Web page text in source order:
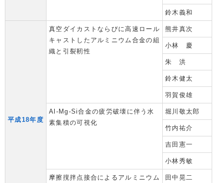
鈴木義和
平成18年度
真空ダイカストならびに高速ロール
キャストしたアルミニウム合金の組
織と引裂靭性
熊井真次
小林 慶
朱 洪
鈴木健太
羽賀俊雄
Al-Mg-Si合金の疲労破壊に伴う水
素集積の可視化
堀川敬太郎
竹内祐介
吉田憲一
小林秀敏
摩擦撹拌点接合によるアルミニウム
田中晃二